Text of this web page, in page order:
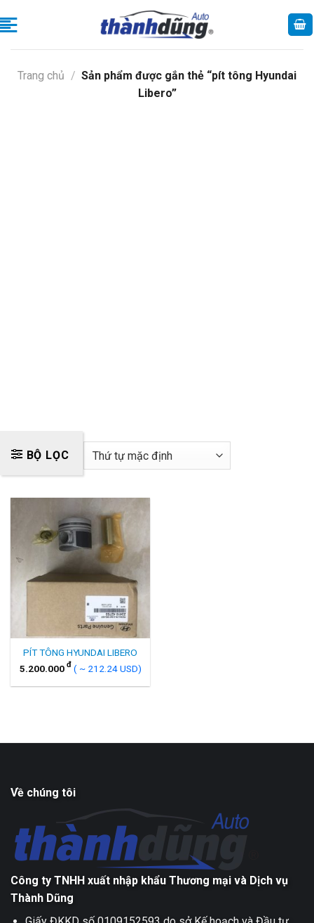
to
Trang chủ / Sản phẩm được gắn thẻ “pít tông Hyundai
Libero”
BỘ LỌC
PÍT TÔNG HYUNDAI LIBERO
5.200.000 đ ( ~ 212.24 USD)
Về chúng tôi
Công ty TNHH xuất nhập khẩu Thương mại và Dịch vụ
Thành Dũng